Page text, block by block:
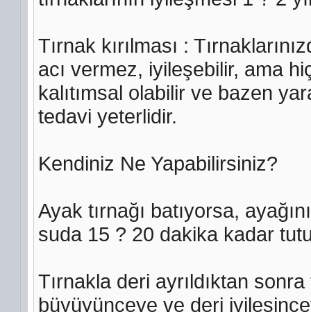
Tırnak kırılması :
acı vermez, iyileşebilir, ama
kalıtımsal olabilir ve bazen
tedavi yeterlidir.
Kendiniz Ne Yapabilirsiniz?
Ayak tırnağı batıyorsa,
suda 15 ? 20 dakika kadar
Tırnakla deri ayrıldıktan
büyüyünceye ve deri